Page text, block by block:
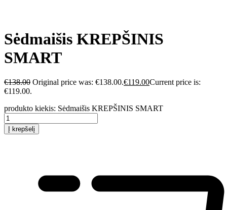
Sėdmaišis KREPŠINIS
SMART
€138.00 Original price was: €138.00.€119.00Current price is:
€119.00.
produkto kiekis: Sėdmaišis KREPŠINIS SMART
Į krepšelį